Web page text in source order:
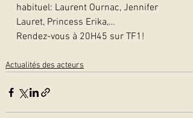
habituel: Laurent Ournac, Jennifer
Lauret, Princess Erika,…
Rendez-vous à 20H45 sur TF1!
Actualités des acteurs